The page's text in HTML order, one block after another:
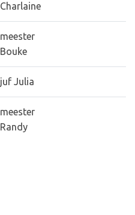
Charlaine
meester
Bouke
juf Julia
meester
Randy